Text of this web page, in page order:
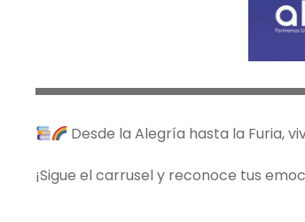
Desde la Alegría hasta la Furia,
¡Sigue el carrusel y reconoce tus